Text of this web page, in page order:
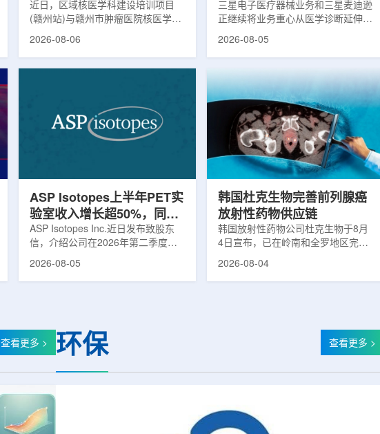
赣州市肿瘤医院核医学诊疗
高质量建设项目同步启动
近日，区域核医学科建设培训项目
(赣州站)与赣州市肿瘤医院核医学诊
疗高质量建设项目在赣州市肿瘤医院
任杨传盛主持。赣州市卫生健康委员
会副主任傅伟、中华医学会核医学分
会主任委员汪静、赣州市肿瘤医院党
2026-08-06
三星电子医疗器械业务和三星麦迪逊
正继续将业务重心从医学诊断延伸至
治疗领域。8月5日，三星HME美国
书，双方计划围绕基于容积成像的精
准放射治疗解决方案开展合作探讨。
根据意向书，双方拟研究将三星移动
CT扫描仪BodyTom与Accuray机器
人放射外科平台CyberKnife相结合。
该合作方向旨在把高分辨率三维成像
能力与图像引导机器人放射外科技术
连接起来，使医务人员能够更准确地
2026-08-05
ASP Isotopes上半年PET实
验室收入增长超50%，同位
素浓缩设施推进商业生产
ASP Isotopes Inc.近日发布致股东
信，介绍公司在2026年第二季度财
务业绩公布前各业务板块的运营进
相关业务通常与放射性药物制备、分
子影像和核医学诊断应用密切相关。
入商业生产前的最后阶段，预计将在
2026年下半年交...
2026-08-05
韩国杜克生物完善前列腺癌
放射性药物供应链
韩国放射性药物公司杜克生物于8月
4日宣布，已在岭南和全罗地区完成
前列腺癌诊断用放射性药物
均已纳入其供应范围。据韩国卫生福
利部国家癌症登记处数据，2023年
向治疗的日益普及，对前列腺癌治...
2026-08-04
查看更多 > 环保 查看更多 >